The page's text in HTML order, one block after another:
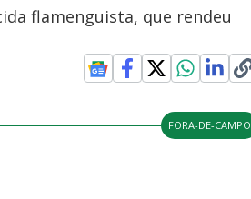
flamenguista, que rendeu
FORA-DE-CAMPO